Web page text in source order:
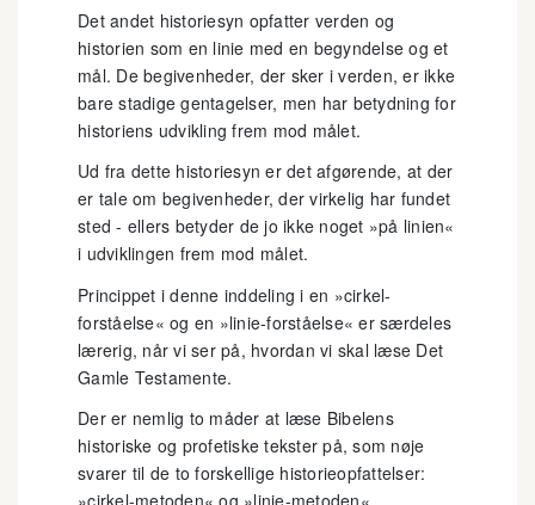
Det andet historiesyn opfatter verden og
historien som en linie med en begyndelse og et
mål. De begivenheder, der sker i verden, er ikke
bare stadige gentagelser, men har betydning for
historiens udvikling frem mod målet.
Ud fra dette historiesyn er det afgørende, at der
er tale om begivenheder, der virkelig har fundet
sted - ellers betyder de jo ikke noget »på linien«
i udviklingen frem mod målet.
Princippet i denne inddeling i en »cirkel-
forståelse« og en »linie-forståelse« er særdeles
lærerig, når vi ser på, hvordan vi skal læse Det
Gamle Testamente.
Der er nemlig to måder at læse Bibelens
historiske og profetiske tekster på, som nøje
svarer til de to forskellige historieopfattelser:
»cirkel-metoden« og »linie-metoden«.